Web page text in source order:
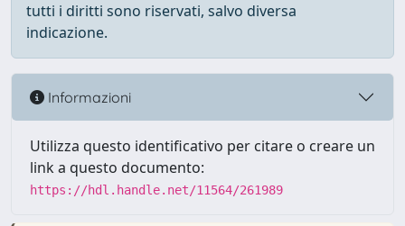
tutti i diritti sono riservati, salvo diversa
indicazione.
Informazioni
Utilizza questo identificativo per citare o creare un
link a questo documento:
https://hdl.handle.net/11564/261989